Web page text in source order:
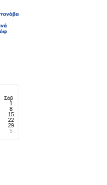
Σάβ
1
8
15
22
29
5